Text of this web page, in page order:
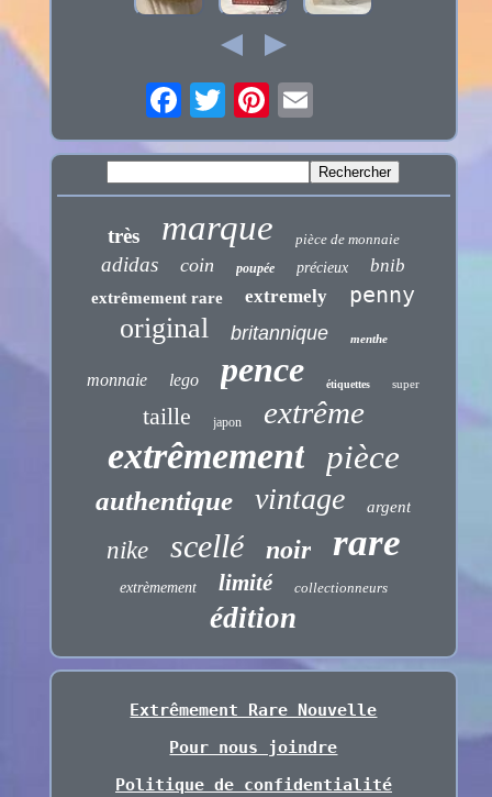
très marque pièce de monnaie
adidas coin poupée précieux bnib
extrêmement rare extremely penny
original britannique menthe
monnaie lego pence étiquettes super
taille japon extrême
extrêmement pièce
authentique vintage argent
nike scellé noir rare
extrèmement limité collectionneurs
édition
Extrêmement Rare Nouvelle
Pour nous joindre
Politique de confidentialité